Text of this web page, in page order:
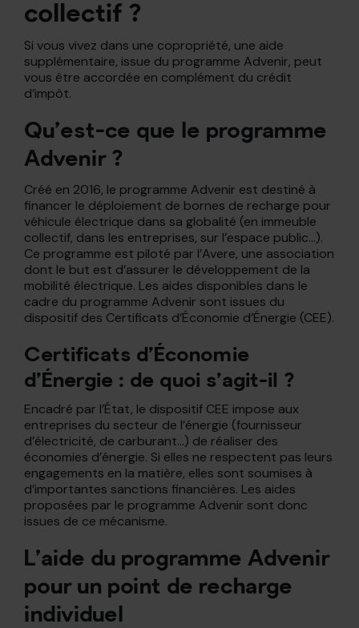
collectif ?
Si vous vivez dans une copropriété, une aide
supplémentaire, issue du programme Advenir, peut
vous être accordée en complément du crédit
d’impôt.
Qu’est-ce que le programme
Advenir ?
Créé en 2016, le programme Advenir est destiné à
financer le déploiement de bornes de recharge pour
véhicule électrique dans sa globalité (en immeuble
collectif, dans les entreprises, sur l’espace public…).
Ce programme est piloté par l’Avere, une association
dont le but est d’assurer le développement de la
mobilité électrique. Les aides disponibles dans le
cadre du programme Advenir sont issues du
dispositif des Certificats d’Économie d’Énergie (CEE).
Certificats d’Économie
d’Énergie : de quoi s’agit-il ?
Encadré par l’État, le dispositif CEE impose aux
entreprises du secteur de l’énergie (fournisseur
d’électricité, de carburant…) de réaliser des
économies d’énergie. Si elles ne respectent pas leurs
engagements en la matière, elles sont soumises à
d’importantes sanctions financières. Les aides
proposées par le programme Advenir sont donc
issues de ce mécanisme.
L’aide du programme Advenir
pour un point de recharge
individuel